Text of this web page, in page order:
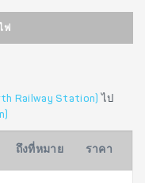
ฟ
Railway Station)
ไป
ถึงที่หมาย ราคา